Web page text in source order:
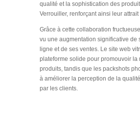
qualité et la sophistication des
Verrouiller, renforçant ainsi leur attrait
Grâce à cette collaboration
vu une augmentation significative de
ligne et de ses ventes. Le site web
plateforme solide pour promouvoir la
produits, tandis que les packshots
à améliorer la perception de la
par les clients.